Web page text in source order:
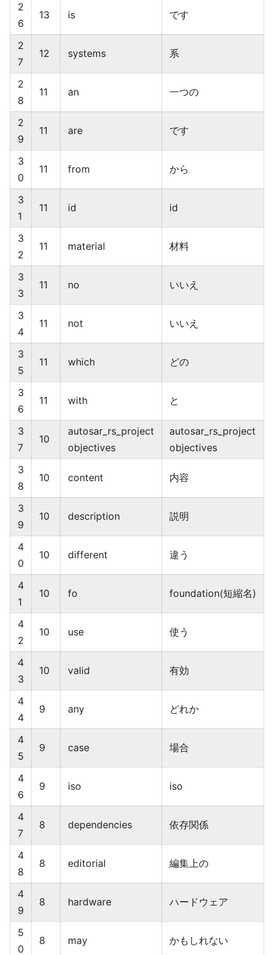
2
6
13 is です
2
7
12 systems 系
2
8
11 an 一つの
2
9
11 are です
3
0
11 from から
3
1
11 id id
3
2
11 material 材料
3
3
11 no いいえ
3
4
11 not いいえ
3
5
11 which どの
3
6
11 with と
3
7
10
autosar_rs_project
objectives
autosar_rs_project
objectives
3
8
10 content 内容
3
9
10 description 説明
4
0
10 different 違う
4
1
10 fo foundation(短縮名)
4
2
10 use 使う
4
3
10 valid 有効
4
4
9 any どれか
4
5
9 case 場合
4
6
9 iso iso
4
7
8 dependencies 依存関係
4
8
8 editorial 編集上の
4
9
8 hardware ハードウェア
5
0
8 may かもしれない